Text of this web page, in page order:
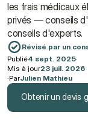
les frais médicaux
privés — conseils
conseils d'experts.
Révisé par un
Publié4 sept. 2025·
Mis à jour23 juil. 2026
·ParJulien Mathieu
Obtenir un devis